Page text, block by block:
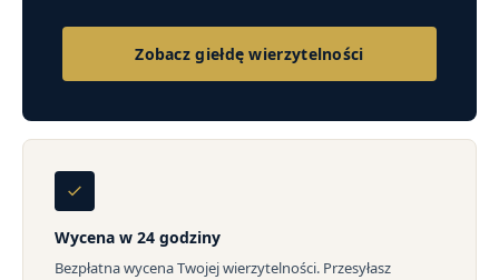
Zobacz giełdę wierzytelności
Wycena w 24 godziny
Bezpłatna wycena Twojej wierzytelności. Przesyłasz